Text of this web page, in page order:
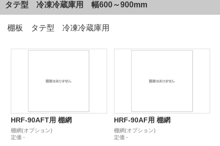
タテ型 冷凍冷蔵庫用 幅600～900mm
棚板 タテ型 冷凍冷蔵庫用
HRF-90AFT用 棚網
棚網(オプション)
定価 -
HRF-90AF用 棚網
棚網(オプション)
定価 -